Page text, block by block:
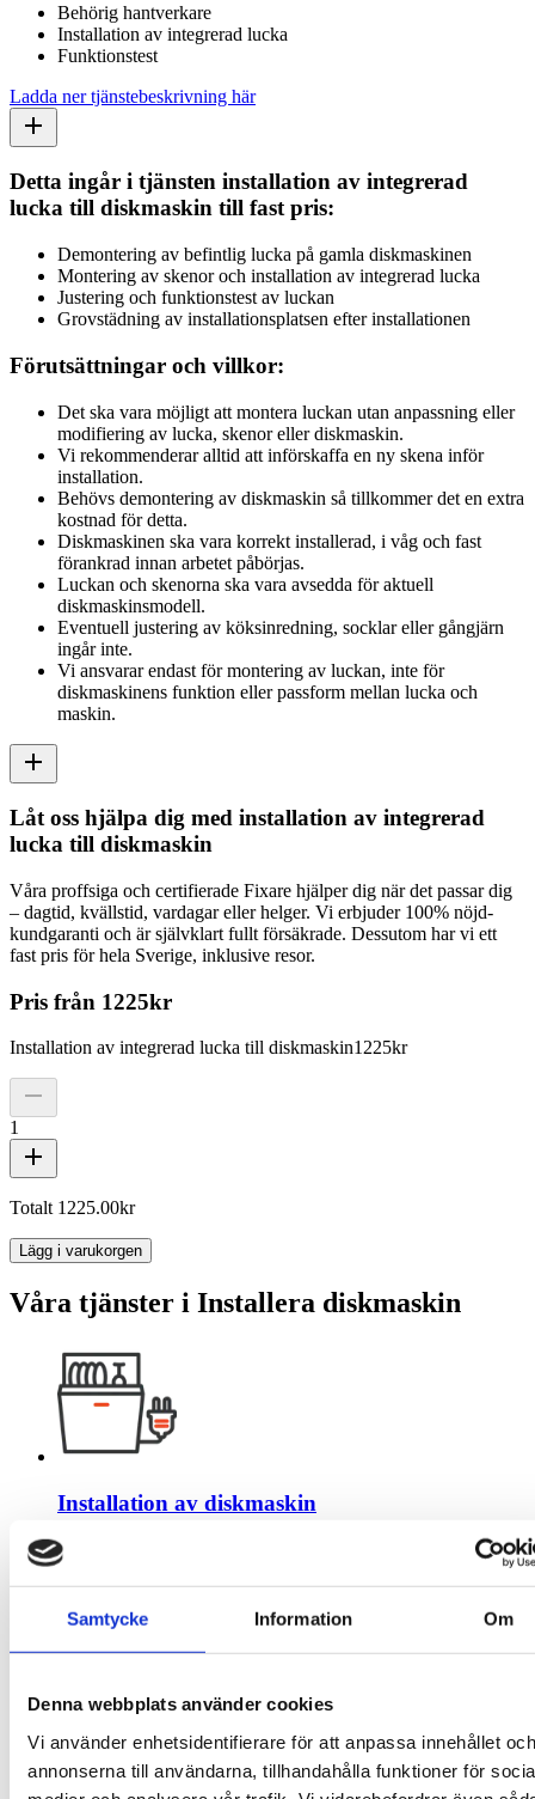
Samtycke Information Om
Denna webbplats använder cookies
Vi använder enhetsidentifierare för att anpassa innehållet och
annonserna till användarna, tillhandahålla funktioner för
Behörig hantverkare
Installation av integrerad lucka
Funktionstest
Ladda ner tjänstebeskrivning här
Detta ingår i tjänsten installation av integrerad
lucka till diskmaskin till fast pris:
Demontering av befintlig lucka på gamla diskmaskinen
Montering av skenor och installation av integrerad lucka
Justering och funktionstest av luckan
Grovstädning av installationsplatsen efter installationen
Förutsättningar och villkor:
Det ska vara möjligt att montera luckan utan anpassning eller
modifiering av lucka, skenor eller diskmaskin.
Vi rekommenderar alltid att införskaffa en ny skena inför
installation.
Behövs demontering av diskmaskin så tillkommer det en extra
kostnad för detta.
Diskmaskinen ska vara korrekt installerad, i våg och fast
förankrad innan arbetet påbörjas.
Luckan och skenorna ska vara avsedda för aktuell
diskmaskinsmodell.
Eventuell justering av köksinredning, socklar eller gångjärn
ingår inte.
Vi ansvarar endast för montering av luckan, inte för
diskmaskinens funktion eller passform mellan lucka och
maskin.
Låt oss hjälpa dig med installation av integrerad
lucka till diskmaskin
Våra proffsiga och certifierade Fixare hjälper dig när det passar dig
– dagtid, kvällstid, vardagar eller helger. Vi erbjuder 100% nöjd-
kundgaranti och är självklart fullt försäkrade. Dessutom har vi ett
fast pris för hela Sverige, inklusive resor.
Pris från 1225kr
Installation av integrerad lucka till diskmaskin1225kr
1
Totalt 1225.00kr
Lägg i varukorgen
Våra tjänster i Installera diskmaskin
Installation av diskmaskin
Från:
Installation av diskmaskin inbyggnad